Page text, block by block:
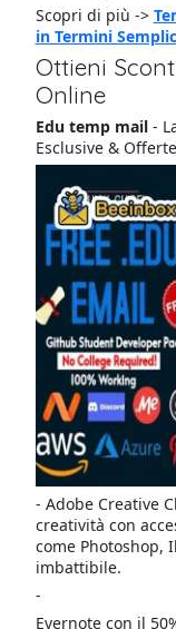
Scopri di più ->
in Termini
Ottieni
Online
Edu temp mail-
Esclusive &
- Adobe Creative
creatività con
come Photoshop,
imbattibile.
-
Evernote con il